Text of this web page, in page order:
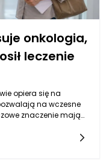
onkologia,
leczenie
opiera się na
na wczesne
znaczenie mają